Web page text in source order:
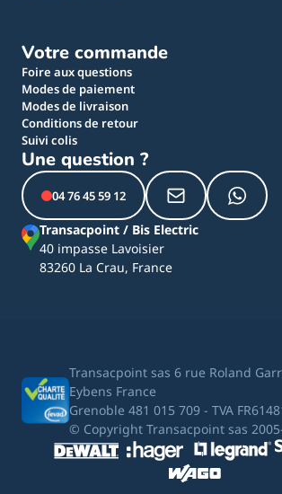
Votre commande
Foire aux questions
Modes de paiement
Modes de livraison
Conditions de retour
Suivi colis
Une question ?
04 76 45 59 12
Transacpoint / Bis Electric
40 impasse Lavoisier
83260 La Crau, France
Transacpoint sas 6 rue Roland
Eybens France
Grenoble 481 015 709 - TVA
© Copyright Transacpoint sas